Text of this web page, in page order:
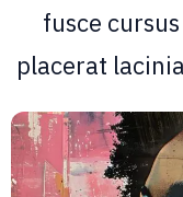
fusce
placerat